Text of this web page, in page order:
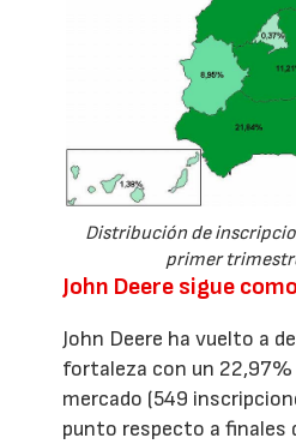
Distribución de
primer
John Deere sigue
John Deere ha vuelto a
fortaleza con un 22,97%
mercado (549
punto respecto a finales